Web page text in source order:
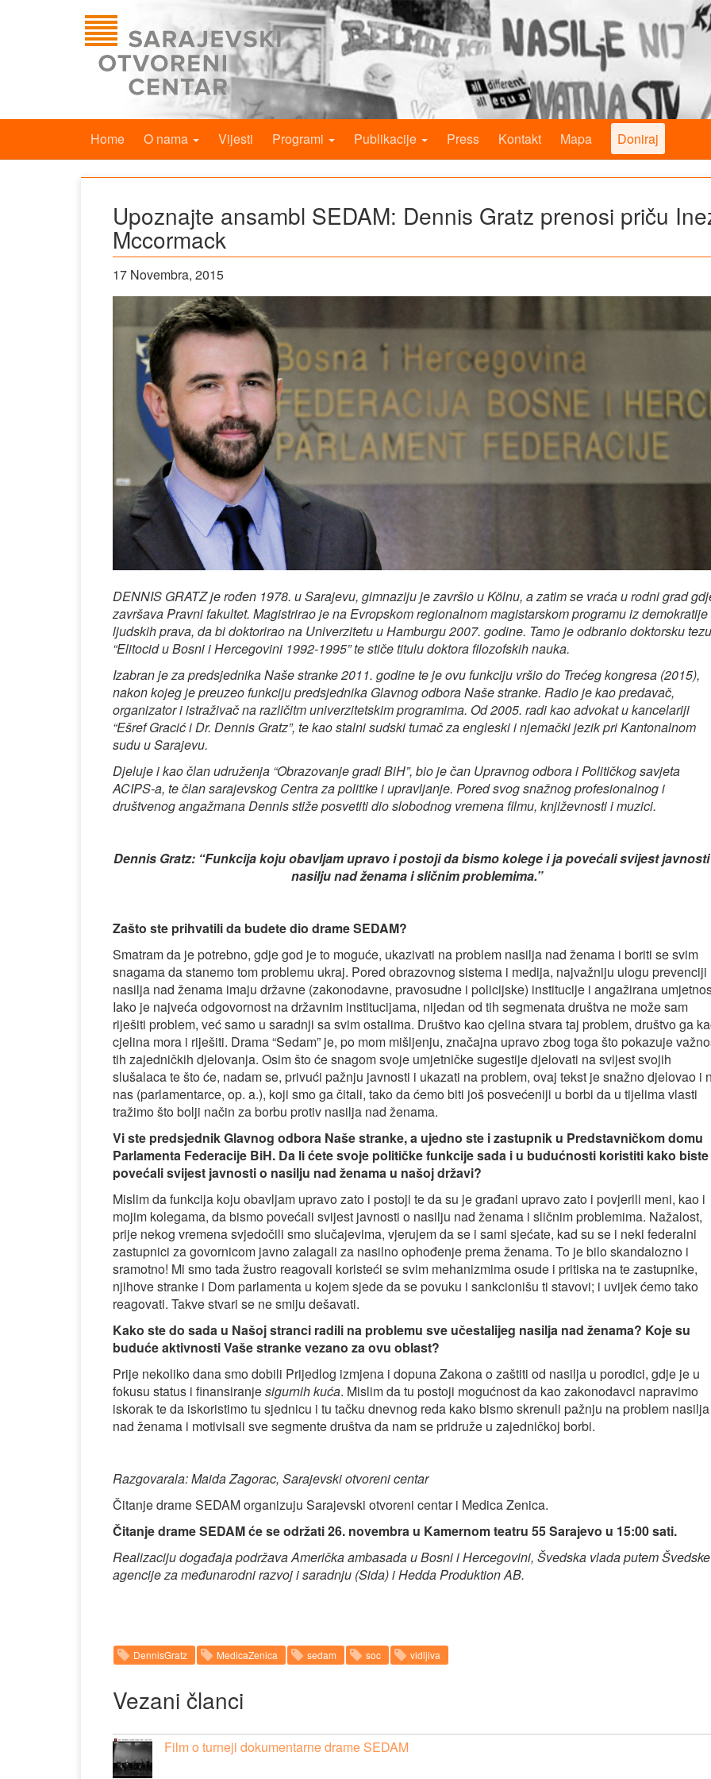
Home O nama Vijesti Programi Publikacije Press Kontakt Mapa Doniraj
Upoznajte ansambl SEDAM: Dennis Gratz prenosi priču
Mccormack
17 Novembra, 2015
DENNIS GRATZ je rođen 1978. u Sarajevu, gimnaziju je završio u Kölnu, a zatim se vraća u rodni grad
završava Pravni fakultet. Magistrirao je na Evropskom regionalnom magistarskom programu iz demokratije
ljudskih prava, da bi doktorirao na Univerzitetu u Hamburgu 2007. godine. Tamo je odbranio doktorsku tezu
“Elitocid u Bosni i Hercegovini 1992-1995” te stiče titulu doktora filozofskih nauka.
Izabran je za predsjednika Naše stranke 2011. godine te je ovu funkciju vršio do Trećeg kongresa (2015),
nakon kojeg je preuzeo funkciju predsjednika Glavnog odbora Naše stranke. Radio je kao predavač,
organizator i istraživač na različitm univerzitetskim programima. Od 2005. radi kao advokat u kancelariji
“Ešref Gracić i Dr. Dennis Gratz”, te kao stalni sudski tumač za engleski i njemački jezik pri Kantonalnom
sudu u Sarajevu.
Djeluje i kao član udruženja “Obrazovanje gradi BiH”, bio je čan Upravnog odbora i Političkog savjeta
ACIPS-a, te član sarajevskog Centra za politike i upravljanje. Pored svog snažnog profesionalnog i
društvenog angažmana Dennis stiže posvetiti dio slobodnog vremena filmu, književnosti i muzici.
Dennis Gratz: “Funkcija koju obavljam upravo i postoji da bismo kolege i ja povećali svijest
nasilju nad ženama i sličnim problemima.”
Zašto ste prihvatili da budete dio drame SEDAM?
Smatram da je potrebno, gdje god je to moguće, ukazivati na problem nasilja nad ženama i boriti se svim
snagama da stanemo tom problemu ukraj. Pored obrazovnog sistema i medija, najvažniju ulogu prevenciji
nasilja nad ženama imaju državne (zakonodavne, pravosudne i policijske) institucije i angažirana
Iako je najveća odgovornost na državnim institucijama, nijedan od tih segmenata društva ne može sam
riješiti problem, već samo u saradnji sa svim ostalima. Društvo kao cjelina stvara taj problem, društvo ga
cjelina mora i riješiti. Drama “Sedam” je, po mom mišljenju, značajna upravo zbog toga što pokazuje
tih zajedničkih djelovanja. Osim što će snagom svoje umjetničke sugestije djelovati na svijest svojih
slušalaca te što će, nadam se, privući pažnju javnosti i ukazati na problem, ovaj tekst je snažno djelovao i
nas (parlamentarce, op. a.), koji smo ga čitali, tako da ćemo biti još posvećeniji u borbi da u tijelima vlasti
tražimo što bolji način za borbu protiv nasilja nad ženama.
Vi ste predsjednik Glavnog odbora Naše stranke, a ujedno ste i zastupnik u Predstavničkom domu
Parlamenta Federacije BiH. Da li ćete svoje političke funkcije sada i u budućnosti koristiti kako biste
povećali svijest javnosti o nasilju nad ženama u našoj državi?
Mislim da funkcija koju obavljam upravo zato i postoji te da su je građani upravo zato i povjerili meni, kao i
mojim kolegama, da bismo povećali svijest javnosti o nasilju nad ženama i sličnim problemima. Nažalost,
prije nekog vremena svjedočili smo slučajevima, vjerujem da se i sami sjećate, kad su se i neki federalni
zastupnici za govornicom javno zalagali za nasilno ophođenje prema ženama. To je bilo skandalozno i
sramotno! Mi smo tada žustro reagovali koristeći se svim mehanizmima osude i pritiska na te zastupnike,
njihove stranke i Dom parlamenta u kojem sjede da se povuku i sankcionišu ti stavovi; i uvijek ćemo tako
reagovati. Takve stvari se ne smiju dešavati.
Kako ste do sada u Našoj stranci radili na problemu sve učestalijeg nasilja nad ženama? Koje su
buduće aktivnosti Vaše stranke vezano za ovu oblast?
Prije nekoliko dana smo dobili Prijedlog izmjena i dopuna Zakona o zaštiti od nasilja u porodici, gdje je u
fokusu status i finansiranjesigurnih kuća. Mislim da tu postoji mogućnost da kao zakonodavci napravimo
iskorak te da iskoristimo tu sjednicu i tu tačku dnevnog reda kako bismo skrenuli pažnju na problem nasilja
nad ženama i motivisali sve segmente društva da nam se pridruže u zajedničkoj borbi.
Razgovarala: Maida Zagorac, Sarajevski otvoreni centar
Čitanje drame SEDAM organizuju Sarajevski otvoreni centar i Medica Zenica.
Čitanje drame SEDAM će se održati 26. novembra u Kamernom teatru 55 Sarajevo u 15:00 sati.
Realizaciju događaja podržava Američka ambasada u Bosni i Hercegovini, Švedska vlada putem Švedske
agencije za međunarodni razvoj i saradnju (Sida) i Hedda Produktion AB.
DennisGratz MedicaZenica sedam soc vidljiva
Vezani članci
Film o turneji dokumentarne drame SEDAM